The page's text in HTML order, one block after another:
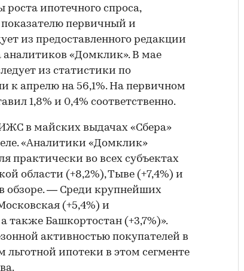
ипотечного спроса,
показателю первичный и
из предоставленного редакции
аналитиков «Домклик». В мае
из статистики по
к апрелю на 56,1%. На первичном
1,8% и 0,4% соответственно.
в майских выдачах «Сбера»
«Аналитики «Домклик»
практически во всех субъектах
области (+8,2%), Тыве (+7,4%) и
обзоре. — Среди крупнейших
(+5,4%) и
также Башкортостан (+3,7%)».
активностью покупателей в
льготной ипотеки в этом сегменте